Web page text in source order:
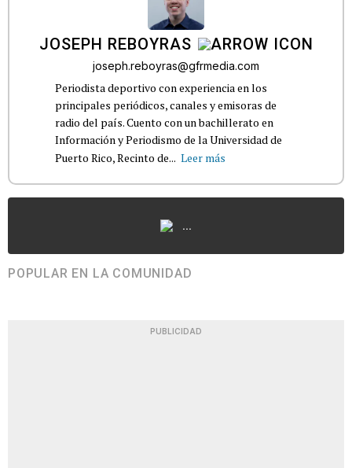
JOSEPH REBOYRAS
joseph.reboyras@gfrmedia.com
Periodista deportivo con experiencia en los
principales periódicos, canales y emisoras de
radio del país. Cuento con un bachillerato en
Información y Periodismo de la Universidad de
Puerto Rico, Recinto de... Leer más
...
POPULAR EN LA COMUNIDAD
PUBLICIDAD